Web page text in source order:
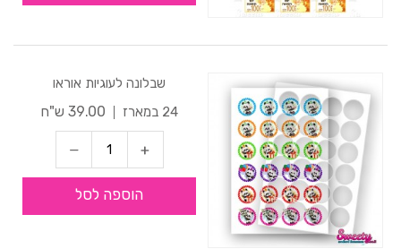
שבלונה לעוגיות אוראו
24 במארז
39.00 ש"ח
הוספה לסל